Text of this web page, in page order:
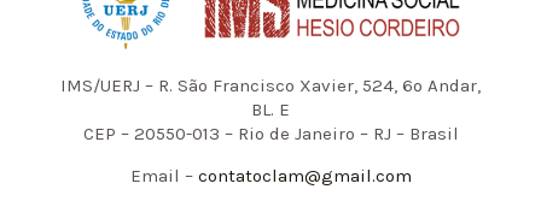
IMS/UERJ – R. São Francisco Xavier, 524, 6º Andar,
BL. E
CEP – 20550-013 – Rio de Janeiro – RJ – Brasil
Email –contatoclam@gmail.com